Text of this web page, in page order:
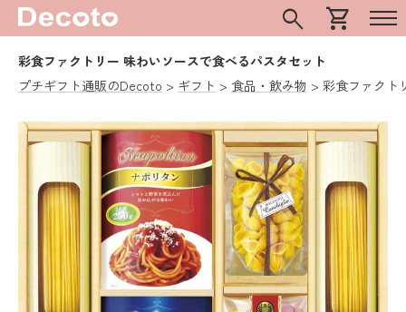
search shopping_cart
彩食ファクトリー 味わいソースで食べるパスタセット
プチギフト通販のDecoto
ギフト 食品・飲み物 彩食ファクト